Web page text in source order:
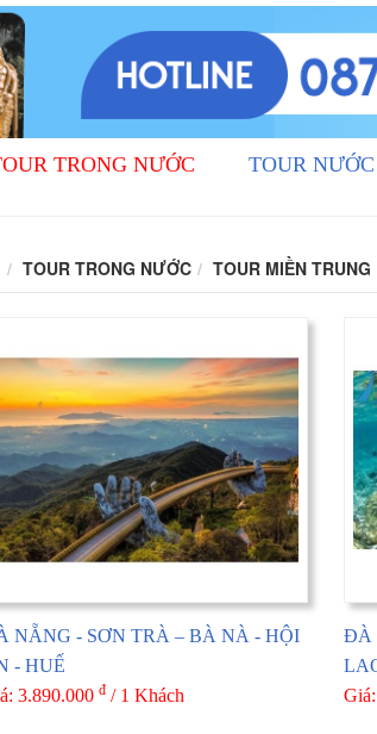
TRONG NƯỚC TOUR
TOUR TRONG NƯỚC TOUR MIỀN TRUNG
NẴNG - SƠN TRÀ – BÀ NÀ - HỘI
- HUẾ
3.890.000 đ / 1 Khách
ĐÀ